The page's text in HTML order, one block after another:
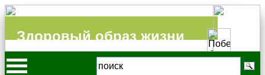
Здоровый образ жизни